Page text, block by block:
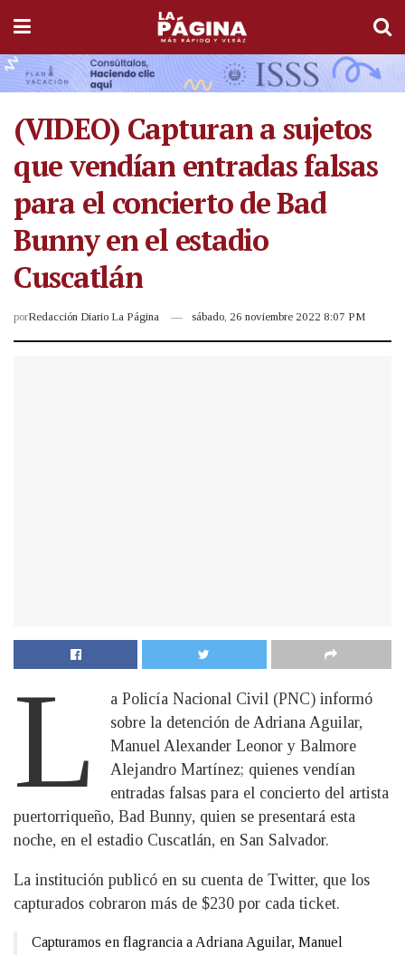
(VIDEO) Capturan a sujetos
que vendían entradas falsas
para el concierto de Bad
Bunny en el estadio
Cuscatlán
porRedacción Diario La Página sábado, 26 noviembre 2022 8:07 PM
L
a Policía Nacional Civil (PNC) informó
sobre la detención de Adriana Aguilar,
Manuel Alexander Leonor y Balmore
Alejandro Martínez; quienes vendían
entradas falsas para el concierto del artista
puertorriqueño, Bad Bunny, quien se presentará esta
noche, en el estadio Cuscatlán, en San Salvador.
La institución publicó en su cuenta de Twitter, que los
capturados cobraron más de $230 por cada ticket.
Capturamos en flagrancia a Adriana Aguilar, Manuel